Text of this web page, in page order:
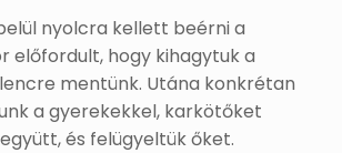
nyolcra kellett beérni a
előfordult, hogy kihagytuk a
mentünk. Utána konkrétan
a gyerekekkel, karkötőket
és felügyeltük őket.